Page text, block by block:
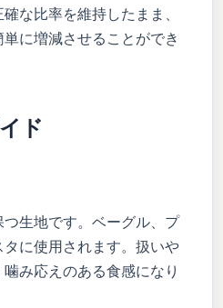
な比率を維持したまま、
に増減させることができ
ド
生地です。ベーグル、プ
に使用されます。扱いや
み応えのある食感になり